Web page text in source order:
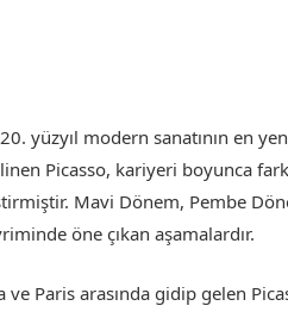
yüzyıl modern sanatının en
Picasso, kariyeri boyunca
Mavi Dönem, Pembe
öne çıkan aşamalardır.
ve Paris arasında gidip gelen